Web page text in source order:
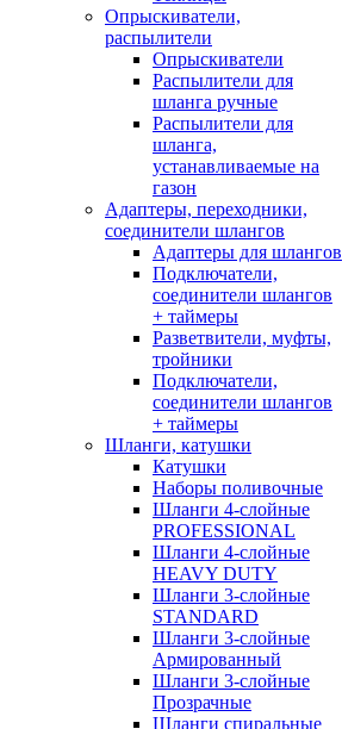
Опрыскиватели,
распылители
Опрыскиватели
Распылители для
шланга ручные
Распылители для
шланга,
устанавливаемые на
газон
Адаптеры, переходники,
соединители шлангов
Адаптеры для шлангов
Подключатели,
соединители шлангов
+ таймеры
Разветвители, муфты,
тройники
Подключатели,
соединители шлангов
+ таймеры
Шланги, катушки
Катушки
Наборы поливочные
Шланги 4-слойные
PROFESSIONAL
Шланги 4-слойные
HEAVY DUTY
Шланги 3-слойные
STANDARD
Шланги 3-слойные
Армированный
Шланги 3-слойные
Прозрачные
Шланги спиральные